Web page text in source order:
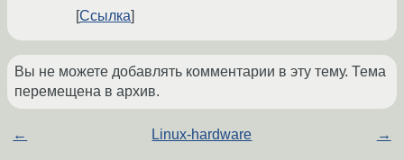
Ссылка
Вы не можете добавлять комментарии в эту тему. Тема
перемещена в архив.
← Linux-hardware →